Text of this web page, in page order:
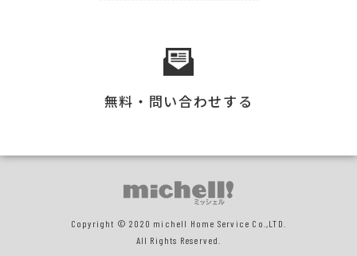
無料・問い合わせする
Copyright © 2020 michell Home Service Co.,LTD.
All Rights Reserved.